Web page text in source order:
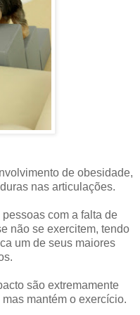
de obesidade,
nas articulações.
com a falta de
não se exercitem, tendo
um de seus maiores
são extremamente
mantém o exercício.